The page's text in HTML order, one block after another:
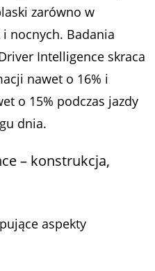
zarówno w
nocnych. Badania
Intelligence skraca
nawet o 16% i
o 15% podczas jazdy
dnia.
– konstrukcja,
aspekty